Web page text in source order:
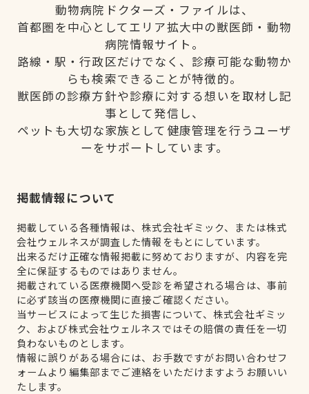
動物病院ドクターズ・ファイルは、
首都圏を中心としてエリア拡大中の獣医師・動物
病院情報サイト。
路線・駅・行政区だけでなく、診療可能な動物か
らも検索できることが特徴的。
獣医師の診療方針や診療に対する想いを取材し記
事として発信し、
ペットも大切な家族として健康管理を行うユーザ
ーをサポートしています。
掲載情報について
掲載している各種情報は、株式会社ギミック、または株式
会社ウェルネスが調査した情報をもとにしています。
出来るだけ正確な情報掲載に努めておりますが、内容を完
全に保証するものではありません。
掲載されている医療機関へ受診を希望される場合は、事前
に必ず該当の医療機関に直接ご確認ください。
当サービスによって生じた損害について、株式会社ギミッ
ク、および株式会社ウェルネスではその賠償の責任を一切
負わないものとします。
情報に誤りがある場合には、お手数ですがお問い合わせフ
ォームより編集部までご連絡をいただけますようお願いい
たします。